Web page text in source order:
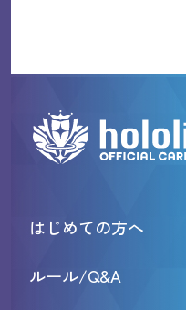
はじめての方へ
ルール/Q&A